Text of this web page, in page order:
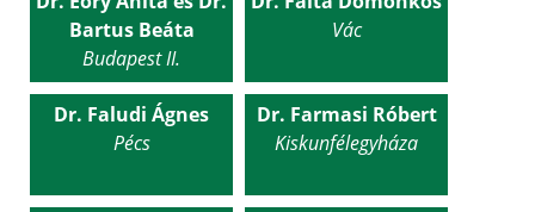
Bartus Beáta
Budapest II.
Vác
Dr. Faludi Ágnes
Pécs
Dr. Farmasi Róbert
Kiskunfélegyháza